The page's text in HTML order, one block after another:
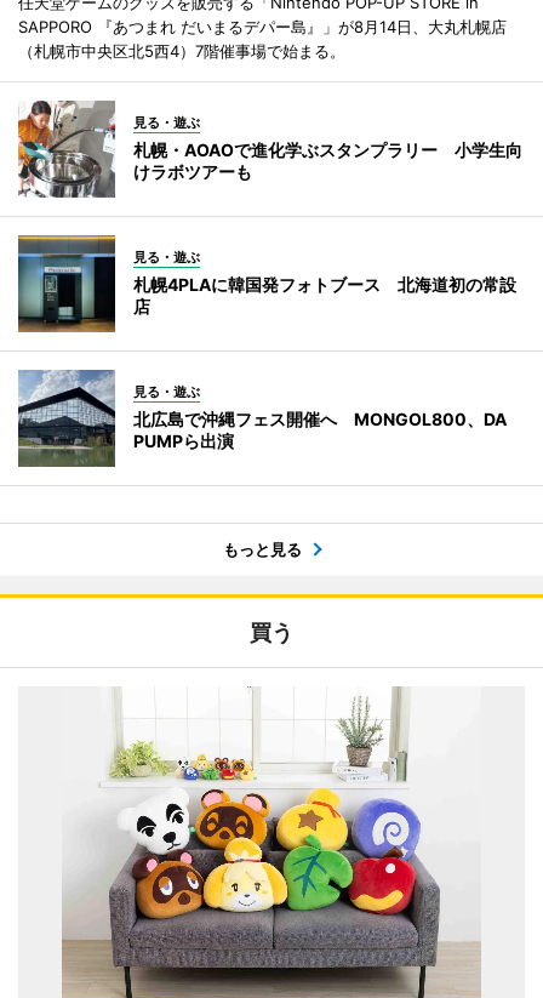
SAPPORO 『あつまれ だいまるデパー島』」が8月14日、大丸札幌店
（札幌市中央区北5西4）7階催事場で始まる。
見る・遊ぶ
札幌・AOAOで進化学ぶスタンプラリー 小学生向
けラボツアーも
見る・遊ぶ
札幌4PLAに韓国発フォトブース 北海道初の常設
店
見る・遊ぶ
北広島で沖縄フェス開催へ MONGOL800、DA
PUMPら出演
もっと見る
買う